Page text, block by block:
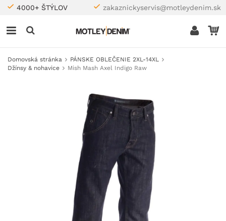
4000+ ŠTÝLOV zakaznickyservis@motleydenim.sk
Domovská stránka
PÁNSKE OBLEČENIE 2XL-14XL
Džínsy & nohavice
Mish Mash Axel Indigo Raw